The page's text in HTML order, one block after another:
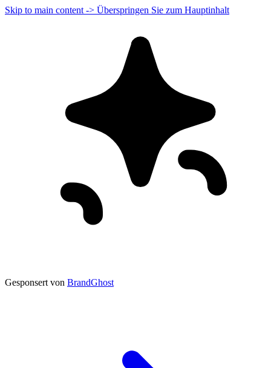
Skip to main content -> Überspringen Sie zum Hauptinhalt
Gesponsert von BrandGhost